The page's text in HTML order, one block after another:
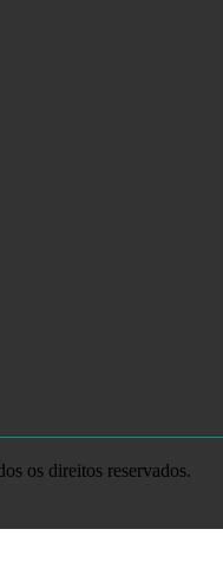
os direitos reservados.